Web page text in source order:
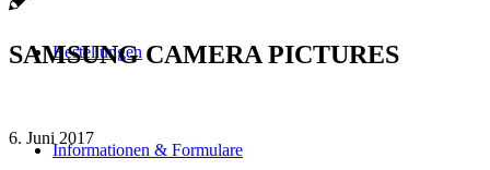
Bestellungen
Informationen & Formulare
SAMSUNG CAMERA PICTURES
6. Juni 2017